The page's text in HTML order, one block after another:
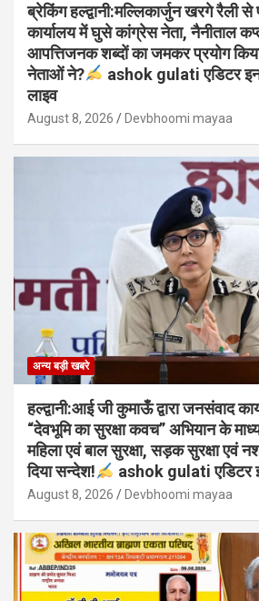
ब्रेकिंग हल्द्वानी:मल्लिकार्जुन खरगे रैली
कार्यालय में घुसे कांग्रेस नेता, नैनीताल
आपत्तिजनक शब्दों का जमकर प्रयोग
नेताओं ने?
ashok gulati एडिटर
लाइव
August 8, 2026 Devbhoomi mayaa
अन्य बड़ी खबरे
हल्द्वानी:आई जी कुमाऊँ द्वारा जनसंवाद
“देवभूमि का सुरक्षा कवच” अभियान के
महिला एवं बाल सुरक्षा, सड़क सुरक्षा एवं
दिया सन्देश!
ashok gulati एडिटर
August 8, 2026 Devbhoomi mayaa